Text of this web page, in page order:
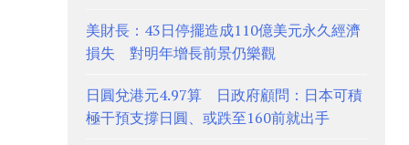
美財長：43日停擺造成110億美元永久經濟
損失 對明年增長前景仍樂觀
日圓兌港元4.97算 日政府顧問：日本可積
極干預支撐日圓、或跌至160前就出手